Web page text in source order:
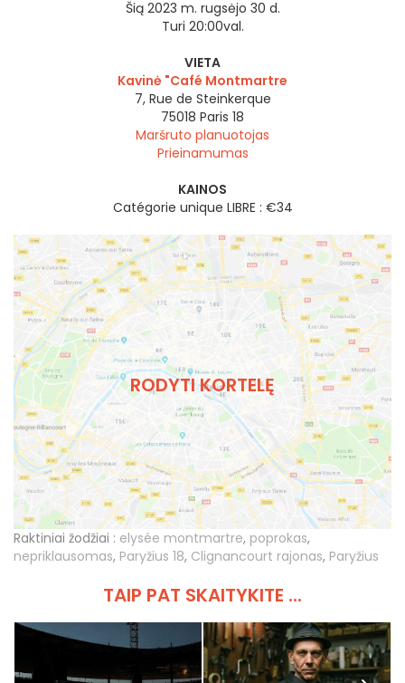
Šią 2023 m. rugsėjo 30 d.
Turi 20:00val.
VIETA
Kavinė "Café Montmartre
7, Rue de Steinkerque
75018 Paris 18
Maršruto planuotojas
Prieinamumas
KAINOS
Catégorie unique LIBRE : €34
RODYTI KORTELĘ
Raktiniai žodžiai : elysée montmartre, poprokas,
nepriklausomas, Paryžius 18, Clignancourt rajonas, Paryžius
TAIP PAT SKAITYKITE ...